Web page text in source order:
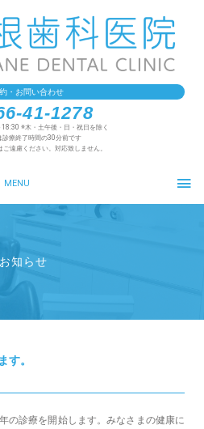
・お問い合わせ
41-1278
※木・土午後・日・祝日を除く
診療終了時間の30分前です
遠慮ください。対応致しません。
MENU
お知らせ
す。
の診療を開始します。みなさまの健康に